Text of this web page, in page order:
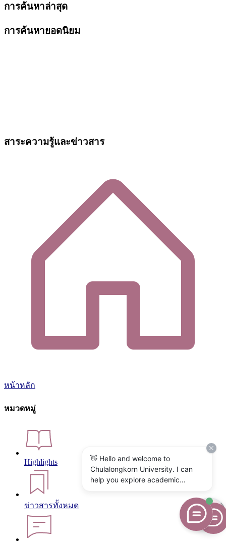
การค้นหาล่าสุด
การค้นหายอดนิยม
สาระความรู้และข่าวสาร
หน้าหลัก
หมวดหมู่
Highlights
ข่าวสารทั้งหมด
👋 Hello and welcome to
Chulalongkorn University. I can
help you explore academic